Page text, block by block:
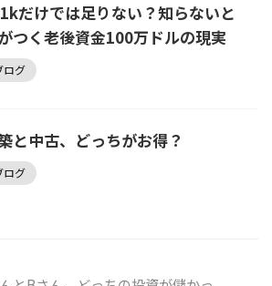
だけでは足りない？知らないと
つく老後資金100万ドルの現実
ログ
と中古、どっちがお得？
ログ